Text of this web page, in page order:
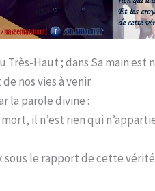
Haut ; dans Sa main
nos vies à venir.
la parole divine :
il n’est rien qui
sous le rapport de cette